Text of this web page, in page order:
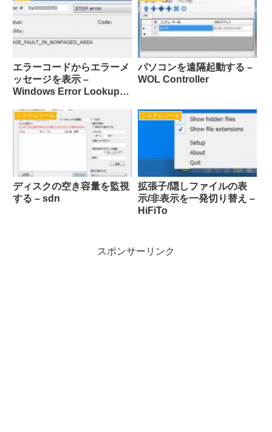
エラーコードからエラーメ
ッセージを表示 –
Windows Error Lookup
パソコンを遠隔起動する –
WOL Controller
システムツール
ディスクの空き容量を監視
する – sdn
システムツール
拡張子/隠しファイルの表
示/非表示を一発切り替え –
HiFiTo
スポンサーリンク